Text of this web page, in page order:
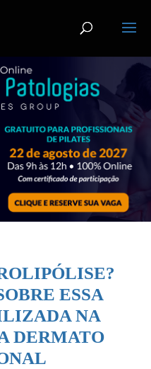
ESSA
NA
DERMATO